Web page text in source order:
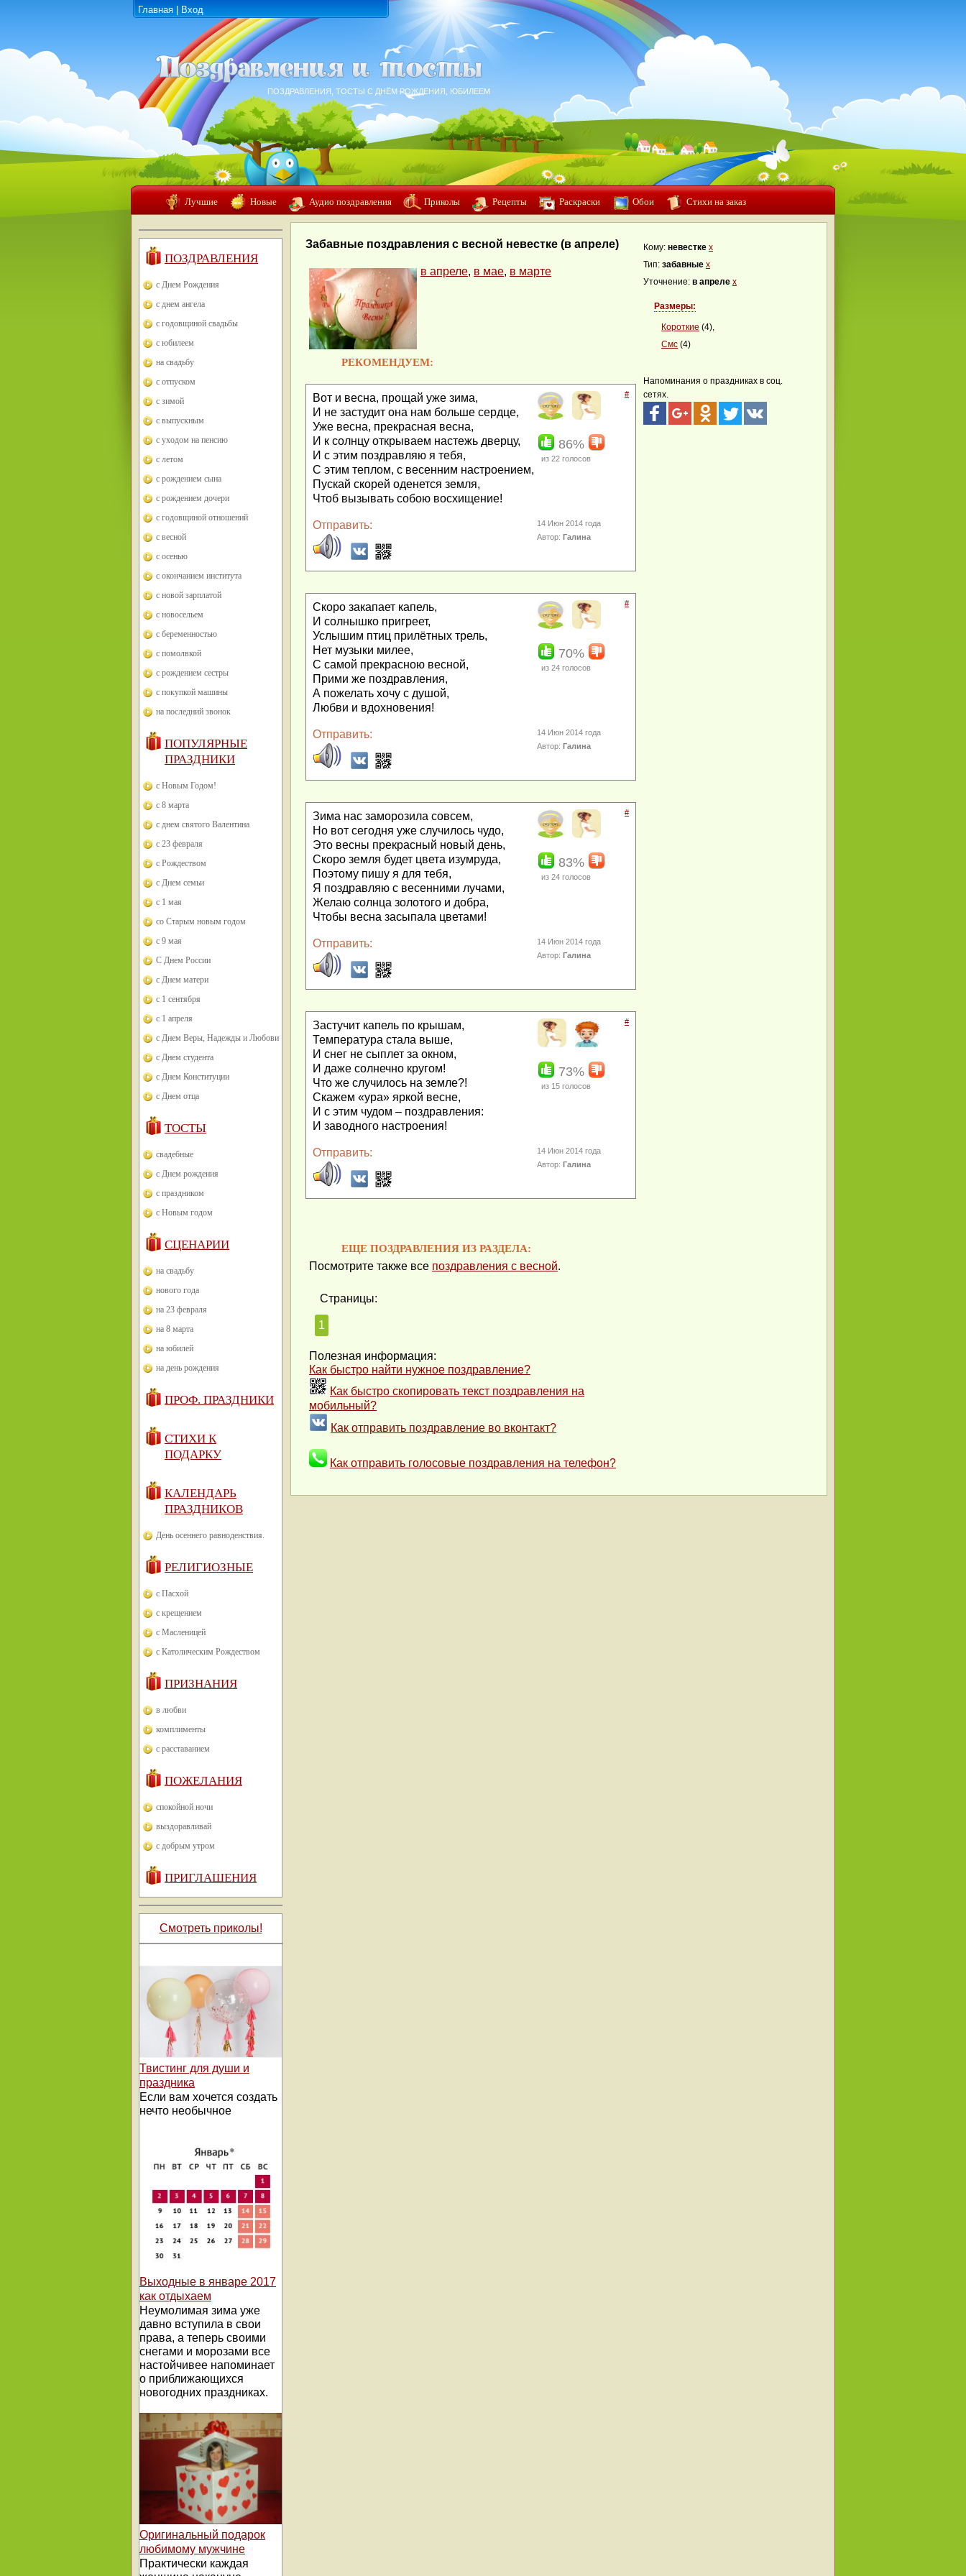
Главная Вход
ПОЗДРАВЛЕНИЯ, ТОСТЫ С ДНЁМ РОЖДЕНИЯ, ЮБИЛЕЕМ
Лучшие Новые Аудио поздравления Приколы Рецепты Раскраски Обои Стихи на заказ
ПОЗДРАВЛЕНИЯ
с Днем Рождения
с днем ангела
с годовщиной свадьбы
с юбилеем
на свадьбу
с отпуском
с зимой
с выпускным
с уходом на пенсию
с летом
с рождением сына
с рождением дочери
с годовщиной отношений
с весной
с осенью
с окончанием института
с новой зарплатой
с новосельем
с беременностью
с помолвкой
с рождением сестры
с покупкой машины
на последний звонок
ПОПУЛЯРНЫЕ
ПРАЗДНИКИ
с Новым Годом!
с 8 марта
с днем святого Валентина
с 23 февраля
с Рождеством
с Днем семьи
с 1 мая
со Старым новым годом
с 9 мая
С Днем России
с Днем матери
с 1 сентября
с 1 апреля
с Днем Веры, Надежды и Любови
с Днем студента
с Днем Конституции
с Днем отца
ТОСТЫ
свадебные
с Днем рождения
с праздником
с Новым годом
СЦЕНАРИИ
на свадьбу
нового года
на 23 февраля
на 8 марта
на юбилей
на день рождения
ПРОФ. ПРАЗДНИКИ
СТИХИ К
ПОДАРКУ
КАЛЕНДАРЬ
ПРАЗДНИКОВ
День осеннего равноденствия.
РЕЛИГИОЗНЫЕ
с Пасхой
с крещением
с Масленицей
с Католическим Рождеством
ПРИЗНАНИЯ
в любви
комплименты
с расставанием
ПОЖЕЛАНИЯ
спокойной ночи
выздоравливай
с добрым утром
ПРИГЛАШЕНИЯ
Смотреть приколы!
Твистинг для души и
праздника
Если вам хочется создать
нечто необычное
Выходные в январе 2017
как отдыхаем
Неумолимая зима уже
давно вступила в свои
права, а теперь своими
снегами и морозами все
настойчивее напоминает
о приближающихся
новогодних праздниках.
Оригинальный подарок
любимому мужчине
Практически каждая
Забавные поздравления с весной невестке (в апреле)
в апреле, в мае, в марте
РЕКОМЕНДУЕМ:
Вот и весна, прощай уже зима,
И не застудит она нам больше сердце,
Уже весна, прекрасная весна,
И к солнцу открываем настежь дверцу,
И с этим поздравляю я тебя,
С этим теплом, с весенним настроением,
Пускай скорей оденется земля,
Чтоб вызывать собою восхищение!
#
86%
из 22 голосов
Отправить:
14 Июн 2014 года
Автор:Галина
Скоро закапает капель,
И солнышко пригреет,
Услышим птиц прилётных трель,
Нет музыки милее,
С самой прекрасною весной,
Прими же поздравления,
А пожелать хочу с душой,
Любви и вдохновения!
#
70%
из 24 голосов
Отправить:
14 Июн 2014 года
Автор:Галина
Зима нас заморозила совсем,
Но вот сегодня уже случилось чудо,
Это весны прекрасный новый день,
Скоро земля будет цвета изумруда,
Поэтому пишу я для тебя,
Я поздравляю с весенними лучами,
Желаю солнца золотого и добра,
Чтобы весна засыпала цветами!
#
83%
из 24 голосов
Отправить:
14 Июн 2014 года
Автор:Галина
Застучит капель по крышам,
Температура стала выше,
И снег не сыплет за окном,
И даже солнечно кругом!
Что же случилось на земле?!
Скажем «ура» яркой весне,
И с этим чудом – поздравления:
И заводного настроения!
#
73%
из 15 голосов
Отправить:
14 Июн 2014 года
Автор:Галина
ЕЩЕ ПОЗДРАВЛЕНИЯ ИЗ РАЗДЕЛА:
Посмотрите также все поздравления с весной.
Страницы:
1
Полезная информация:
Как быстро найти нужное поздравление?
Как быстро скопировать текст поздравления на
мобильный?
Как отправить поздравление во вконтакт?
Как отправить голосовые поздравления на телефон?
Кому: невестке x
Тип: забавные x
Уточнение: в апреле x
Размеры:
Короткие (4),
Смс (4)
Напоминания о праздниках в соц.
сетях.